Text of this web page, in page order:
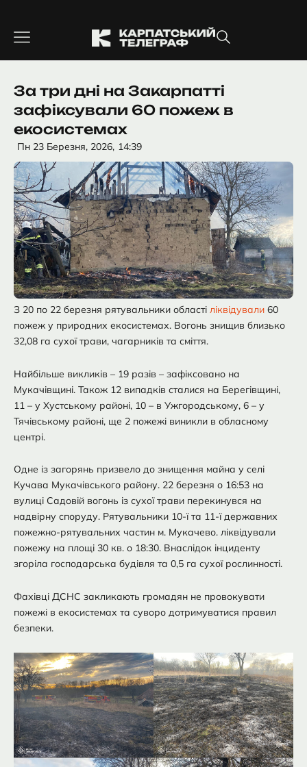
вмісту
За три дні на Закарпатті
зафіксували 60 пожеж в
екосистемах
Пн 23 Березня, 2026, 14:39
З 20 по 22 березня рятувальники області ліквідували 60
пожеж у природних екосистемах. Вогонь знищив близько
32,08 га сухої трави, чагарників та сміття.
Найбільше викликів – 19 разів – зафіксовано на
Мукачівщині. Також 12 випадків сталися на Берегівщині,
11 – у Хустському районі, 10 – в Ужгородському, 6 – у
Тячівському районі, ще 2 пожежі виникли в обласному
центрі.
Одне із загорянь призвело до знищення майна у селі
Кучава Мукачівського району. 22 березня о 16:53 на
вулиці Садовій вогонь із сухої трави перекинувся на
надвірну споруду. Рятувальники 10-ї та 11-ї державних
пожежно-рятувальних частин м. Мукачево. ліквідували
пожежу на площі 30 кв. о 18:30. Внаслідок інциденту
згоріла господарська будівля та 0,5 га сухої рослинності.
Фахівці ДСНС закликають громадян не провокувати
пожежі в екосистемах та суворо дотримуватися правил
безпеки.